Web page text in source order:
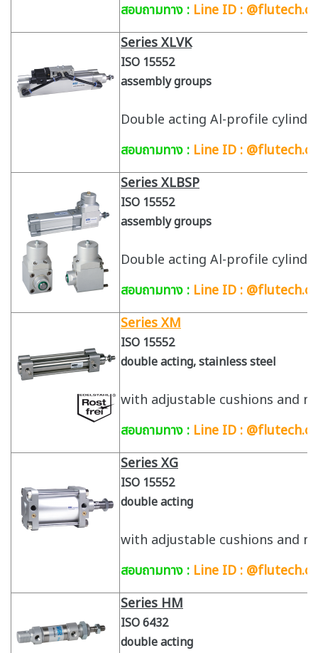
สอบถามทาง : Line ID :
Series XLVK
ISO 15552
assembly groups
Double acting Al-profile
สอบถามทาง : Line ID :
Series XLBSP
ISO 15552
assembly groups
Double acting Al-profile
สอบถามทาง : Line ID :
Series XM
ISO 15552
double acting, stainless steel
with adjustable cushions and
สอบถามทาง : Line ID :
Series XG
ISO 15552
double acting
with adjustable cushions and
สอบถามทาง : Line ID :
Series HM
ISO 6432
double acting